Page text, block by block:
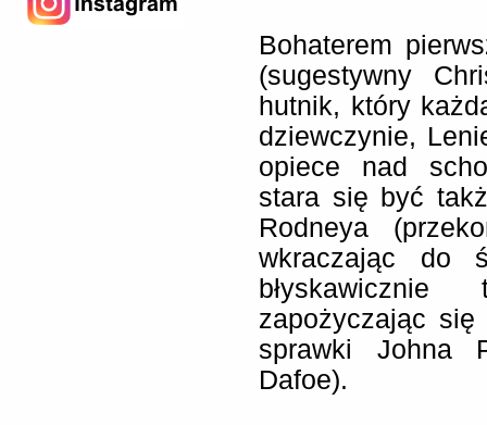
Bohaterem
(sugestywny
hutnik, który
dziewczynie,
opiece nad
stara się być
Rodneya
wkraczając do
zapożyczając
sprawki Johna
Dafoe).